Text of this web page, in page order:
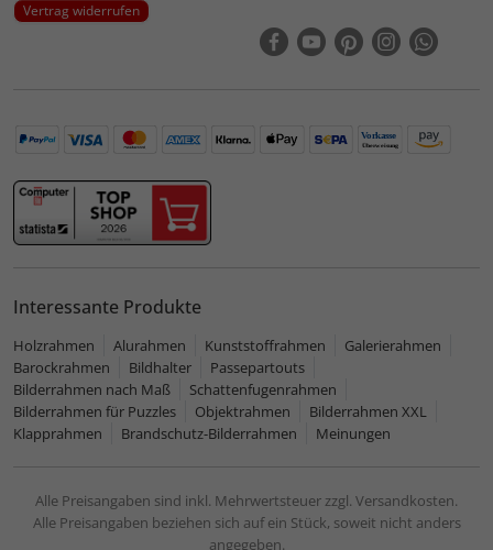
Vertrag widerrufen
Interessante Produkte
Holzrahmen Alurahmen Kunststoffrahmen
Galerierahmen
Barockrahmen
Bildhalter
Passepartouts
Bilderrahmen nach Maß
Schattenfugenrahmen
Bilderrahmen für Puzzles
Objektrahmen
Bilderrahmen XXL
Klapprahmen
Brandschutz-Bilderrahmen Meinungen
Alle Preisangaben sind inkl. Mehrwertsteuer zzgl. Versandkosten.
Alle Preisangaben beziehen sich auf ein Stück, soweit nicht anders
angegeben.